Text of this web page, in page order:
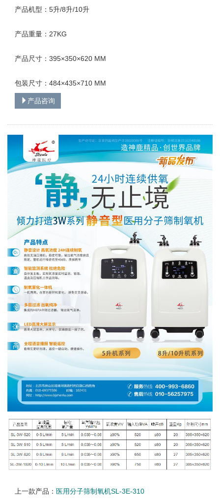
产品机型：5升/8升/10升
产品重量：27KG
产品尺寸：395×350×620 MM
包装尺寸：484×435×710 MM
产品咨询
上一款产品： 医用分子筛制氧机SL-3E-310